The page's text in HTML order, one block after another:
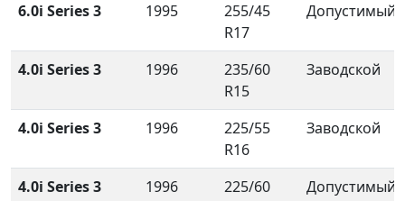
6.0i Series 3 1995
255/45
R17
Допустимый
4.0i Series 3 1996
235/60
R15
Заводской
4.0i Series 3 1996
225/55
R16
Заводской
4.0i Series 3 1996
225/60
Допустимый